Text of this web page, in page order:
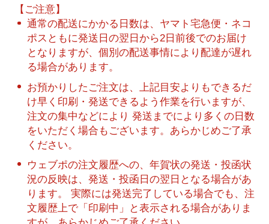
【ご注意】
通常の配送にかかる日数は、ヤマト宅急便・ネコ
ポスともに発送日の翌日から2日前後でのお届け
となりますが、個別の配送事情により配達が遅れ
る場合があります。
お預かりしたご注文は、上記目安よりもできるだ
け早く印刷・発送できるよう作業を行いますが、
注文の集中などにより 発送までにより多くの日数
をいただく場合もございます。あらかじめご了承
ください。
ウェブポの注文履歴への、年賀状の発送・投函状
況の反映は、発送・投函日の翌日となる場合があ
ります。 実際には発送完了している場合でも、注
文履歴上で「印刷中」と表示される場合がありま